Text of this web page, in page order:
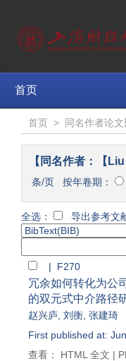
首页
首页 > 同名作者论文
【同名作者：【
条/页 按年卷期：
全选： 导出参考文
| F270
冗余如何转化为公
的双元式中介路径
赵兴庐 刘衡 张建琦
First published at:
查看： HTML 全文 |